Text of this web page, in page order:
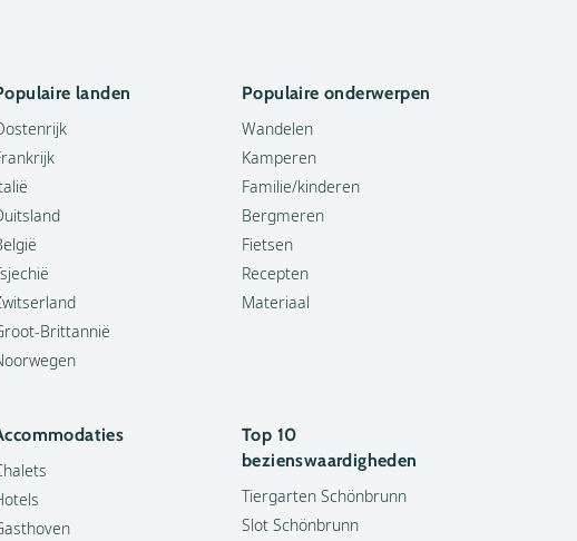
landen
Brittannië
Populaire onderwerpen
Wandelen
Kamperen
Familie/kinderen
Bergmeren
Fietsen
Recepten
Materiaal
Top 10
bezienswaardigheden
Tiergarten Schönbrunn
Slot Schönbrunn